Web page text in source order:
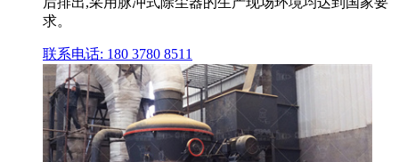
求。
联系电话: 180 3780 8511